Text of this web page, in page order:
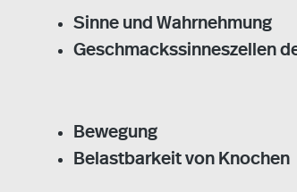
Sinne und Wahrnehmung
Geschmackssinneszellen
Bewegung
Belastbarkeit von Knochen